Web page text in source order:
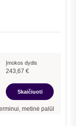
Įmokos dydis
243,67 €
Skaičiuoti
palūkanų norma –